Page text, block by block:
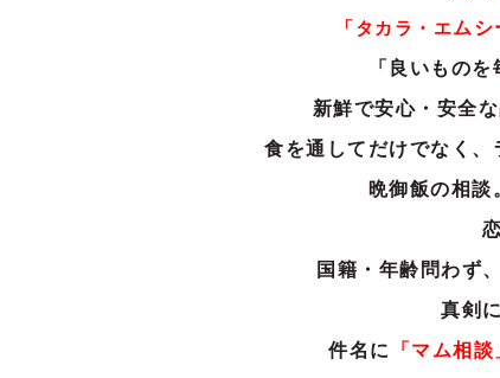
「タカラ・エムシ
「良いもの
新鮮で安心・安全
食を通してだけでなく、
晩御飯の相談
国籍・年齢問わず
真剣
件名に
「マム相談